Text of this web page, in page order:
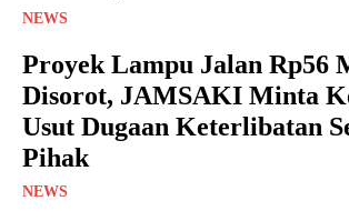
NEWS
Proyek Lampu Jalan Rp56
Disorot, JAMSAKI Minta
Usut Dugaan Keterlibatan
Pihak
NEWS